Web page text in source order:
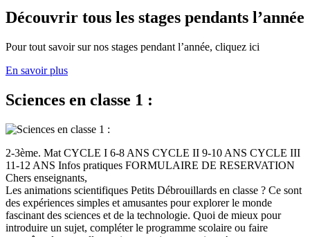
Découvrir tous les stages pendants l’année
Pour tout savoir sur nos stages pendant l’année, cliquez ici
En savoir plus
Sciences en classe 1 :
2-3ème. Mat CYCLE I 6-8 ANS CYCLE II 9-10 ANS CYCLE III
11-12 ANS Infos pratiques FORMULAIRE DE RESERVATION
Chers enseignants,
Les animations scientifiques Petits Débrouillards en classe ? Ce sont
des expériences simples et amusantes pour explorer le monde
fascinant des sciences et de la technologie. Quoi de mieux pour
introduire un sujet, compléter le programme scolaire ou faire